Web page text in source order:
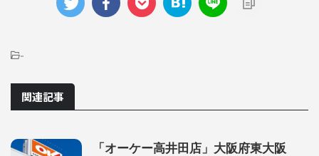
-
関連記事
「オーケー高井田店」大阪府東大阪